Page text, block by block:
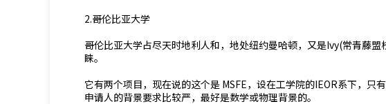
2.哥伦比亚大学
哥伦比亚大学占尽天时地利人和，地处纽约曼哈顿，又是Ivy(常青藤
睐。
它有两个项目，现在说的这个是 MSFE，设在工学院的IEOR系下，只
申请人的背景要求比较严，最好是数学或物理背景的。